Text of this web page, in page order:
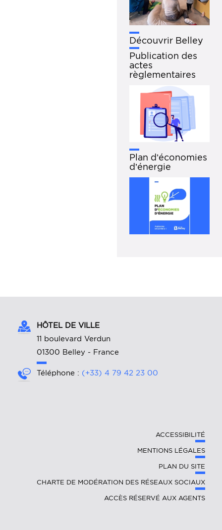
Découvrir Belley
Publication des
actes
règlementaires
Plan d’économies
d’énergie
HÔTEL DE VILLE
11 boulevard Verdun
01300 Belley - France
Téléphone : (+33) 4 79 42 23 00
ACCESSIBILITÉ
MENTIONS LÉGALES
PLAN DU SITE
CHARTE DE MODÉRATION DES RÉSEAUX SOCIAUX
ACCÈS RÉSERVÉ AUX AGENTS